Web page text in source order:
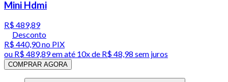
Mini Hdmi
R$ 489,89
Desconto
R$ 440,90no PIX
ou R$ 489,89em até 10x de R$ 48,98 sem juros
COMPRAR AGORA